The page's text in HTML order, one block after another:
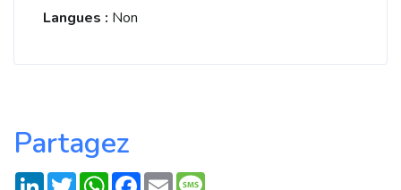
Langues : Non
Partagez
LinkedInTwitterWhatsApp
Facebook
Email